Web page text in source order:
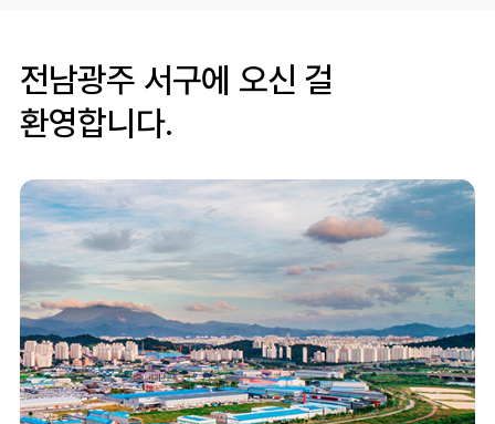
전남광주 서구에 오신 걸
환영합니다.